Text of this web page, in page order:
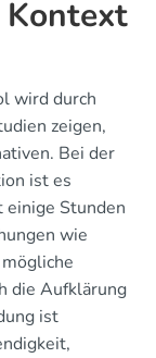
wird durch
zeigen,
Bei der
ist es
einige Stunden
wie
die Aufklärung
ist